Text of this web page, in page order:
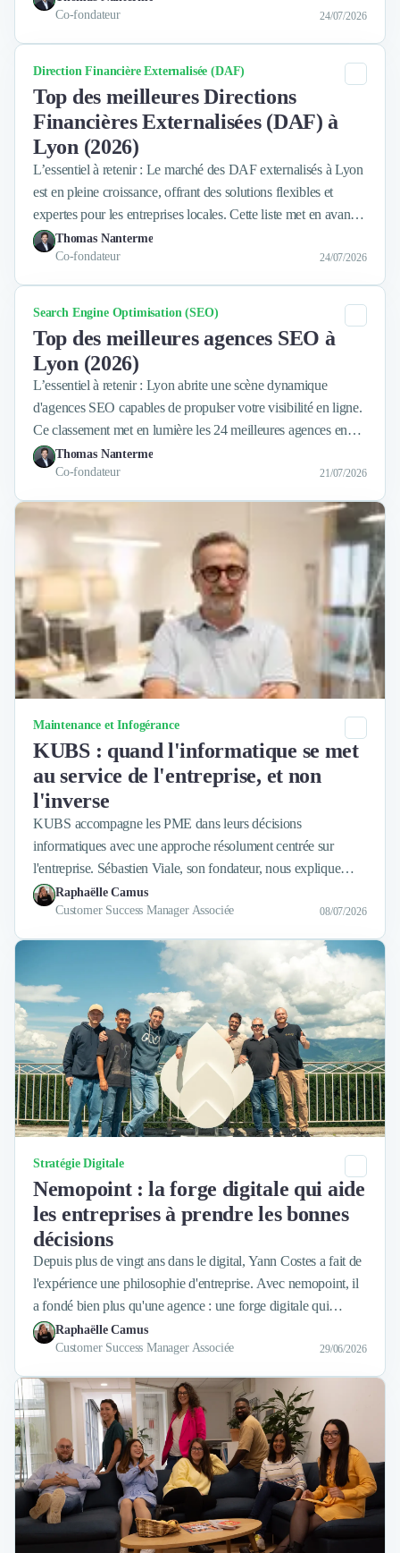
Co-fondateur
24/07/2026
Catégorie
Direction Financière Externalisée (DAF)
Top des meilleures Directions
Financières Externalisées (DAF) à
Lyon (2026)
L’essentiel à retenir : Le marché des DAF externalisés à Lyon
est en pleine croissance, offrant des solutions flexibles et
expertes pour les entreprises locales. Cette liste met en avant
les meilleurs prestataires, sélectionnés selon des critères
rigoureux.
Thomas Nanterme
Co-fondateur
24/07/2026
Catégorie
Search Engine Optimisation (SEO)
Top des meilleures agences SEO à
Lyon (2026)
L’essentiel à retenir : Lyon abrite une scène dynamique
d'agences SEO capables de propulser votre visibilité en ligne.
Ce classement met en lumière les 24 meilleures agences en
2026, sélectionnées pour leur expertise et leur réputation.
Thomas Nanterme
Co-fondateur
21/07/2026
Catégorie
Maintenance et Infogérance
KUBS : quand l'informatique se met
au service de l'entreprise, et non
l'inverse
KUBS accompagne les PME dans leurs décisions
informatiques avec une approche résolument centrée sur
l'entreprise. Sébastien Viale, son fondateur, nous explique
pourquoi la technologie ne devrait jamais être une fin en soi.
Raphaëlle Camus
Customer Success Manager Associée
08/07/2026
Catégorie
Stratégie Digitale
Nemopoint : la forge digitale qui aide
les entreprises à prendre les bonnes
décisions
Depuis plus de vingt ans dans le digital, Yann Costes a fait de
l'expérience une philosophie d'entreprise. Avec nemopoint, il
a fondé bien plus qu'une agence : une forge digitale qui
conçoit, pilote et réalise des projets sur mesure pour des clients
directs comme pour d'autres agences. Portrait d'un
entrepreneur qui mise sur l'humain, la réactivité et une
expertise sans filet.
Raphaëlle Camus
Customer Success Manager Associée
29/06/2026